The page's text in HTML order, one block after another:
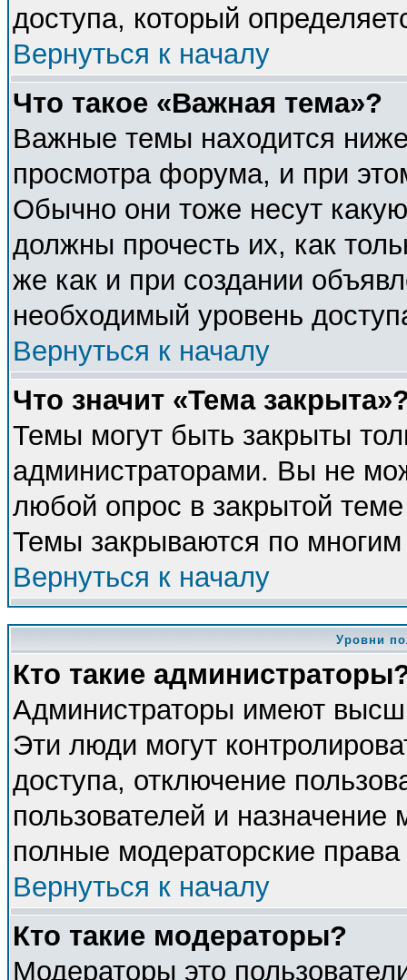
доступа, который
Вернуться к началу
Что такое «Важная тема»?
Важные темы находится
просмотра форума, и при
Обычно они тоже несут
должны прочесть их, как
же как и при создании
необходимый уровень
Вернуться к началу
Что значит «Тема
Темы могут быть закрыты
администраторами. Вы не
любой опрос в закрытой
Темы закрываются по
Вернуться к началу
Уровни
Кто такие
Администраторы имеют
Эти люди могут
доступа, отключение
пользователей и
полные модераторские
Вернуться к началу
Кто такие модераторы?
Модераторы это